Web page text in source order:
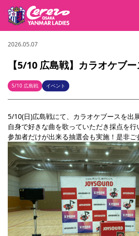
試合・チーム
試合について
試合日程 / 結果 順位表
チームについて
選手・スタッフ スケジュール アクセス セ
観戦する
チケット
チケット情報 価格・席種 シーズンシート
観戦ガイド
キッズ向けサービス 観戦マナー&ルール
YANMAR HANASAKA STADIUM
クラブを知る
セレッソ大阪ヤンマーレデ
ィースについて
クラブ紹介 沿革 シーズン記録
サポートする
パートナー・スポンサー一覧
スポーツクラブ
ニュース
ニュース
すべて チーム グッズ チケット イベント
セレッソ大阪
アカデミー
2026.05.07
【5/10 広島戦】カラオケブー
5/10 広島戦 イベント
5/10(日)広島戦にて、カラオケブースを出
自身で好きな曲を歌っていただき採点を行
参加者だけが出来る抽選会も実施！是非ご